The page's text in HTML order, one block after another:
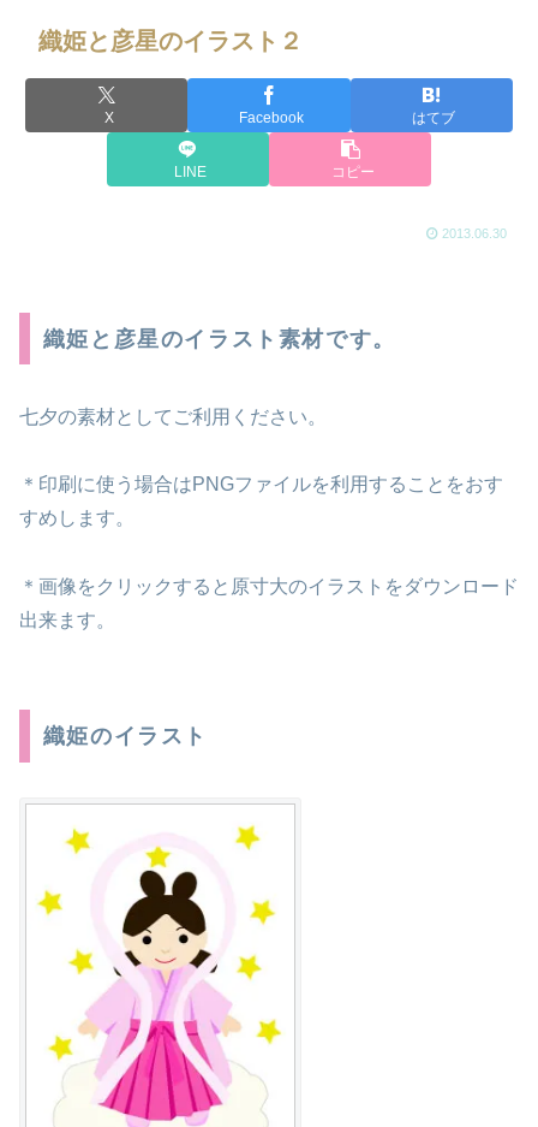
織姫と彦星のイラスト２
X Facebook はてブ
LINE コピー
2013.06.30
織姫と彦星のイラスト素材です。
七夕の素材としてご利用ください。
＊印刷に使う場合はPNGファイルを利用することをおす
すめします。
＊画像をクリックすると原寸大のイラストをダウンロード
出来ます。
織姫のイラスト